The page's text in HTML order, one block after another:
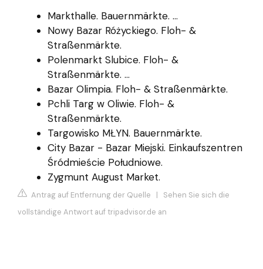
Markthalle. Bauernmärkte. ...
Nowy Bazar Różyckiego. Floh- &
Straßenmärkte.
Polenmarkt Slubice. Floh- &
Straßenmärkte. ...
Bazar Olimpia. Floh- & Straßenmärkte.
Pchli Targ w Oliwie. Floh- &
Straßenmärkte.
Targowisko MŁYN. Bauernmärkte.
City Bazar - Bazar Miejski. Einkaufszentren
Śródmieście Południowe.
Zygmunt August Market.
Antrag auf Entfernung der Quelle | Sehen Sie sich die
vollständige Antwort auf tripadvisor.de an